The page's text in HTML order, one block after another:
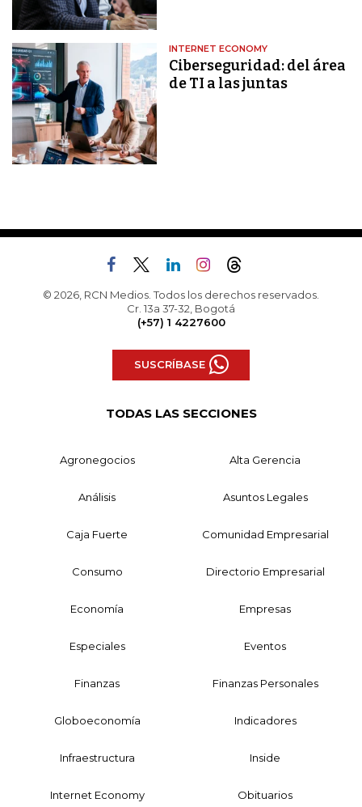
INTERNET ECONOMY
Ciberseguridad: del área
de TI a las juntas
© 2026, RCN Medios. Todos los derechos reservados.
Cr. 13a 37-32, Bogotá
(+57) 1 4227600
SUSCRÍBASE
TODAS LAS SECCIONES
Agronegocios Alta Gerencia
Análisis Asuntos Legales
Caja Fuerte Comunidad Empresarial
Consumo Directorio Empresarial
Economía Empresas
Especiales Eventos
Finanzas Finanzas Personales
Globoeconomía Indicadores
Infraestructura Inside
Internet Economy Obituarios